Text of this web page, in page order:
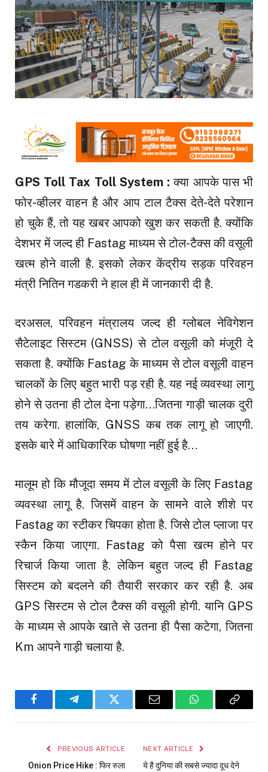
GPS Toll Tax Toll System :क्या आपके पास भी
फोर-व्हीलर वाहन है और आप टाल टैक्स देते-देते परेशान
हो चुके हैं, तो यह खबर आपको खुश कर सकती है. क्योंकि
देशभर में जल्द ही Fastag माध्यम से टोल-टैक्स की वसूली
खत्म होने वाली है. इसको लेकर केंद्रीय सड़क परिवहन
मंत्री नितिन गडकरी ने हाल ही में जानकारी दी है.
दरअसल, परिवहन मंत्रालय जल्द ही ग्लोबल नेविगेशन
सैटेलाइट सिस्टम (GNSS) से टोल वसूली को मंजूरी दे
सकता है. क्योंकि Fastag के माध्यम से टोल वसूली वाहन
चालकों के लिए बहुत भारी पड़ रही है. यह नई व्यवस्था लागु
होने से उतना ही टोल देना पड़ेगा…जितना गाड़ी चालक दुरी
तय करेगा. हालांकि, GNSS कब तक लागू हो जाएगी.
इसके बारे में आधिकारिक घोषणा नहीं हुई है…
मालूम हो कि मौजूदा समय में टोल वसूली के लिए Fastag
व्यवस्था लागू है. जिसमें वाहन के सामने वाले शीशे पर
Fastag का स्टीकर चिपका होता है. जिसे टोल प्लाजा पर
स्कैन किया जाएगा. Fastag को पैसा खत्म होने पर
रिचार्ज किया जाता है. लेकिन बहुत जल्द ही Fastag
सिस्टम को बदलने की तैयारी सरकार कर रही है. अब
GPS सिस्टम से टोल टैक्स की वसूली होगी. यानि GPS
के माध्यम से आपके खाते से उतना ही पैसा कटेगा, जितना
Km आपने गाड़ी चलाया है.
FacebookTelegramTwitter Email WhatsAppCopy
PREVIOUS ARTICLE
Onion Price Hike : फिर रुला
NEXT ARTICLE
ये है दुनिया की सबसे ज्यादा दूध देने